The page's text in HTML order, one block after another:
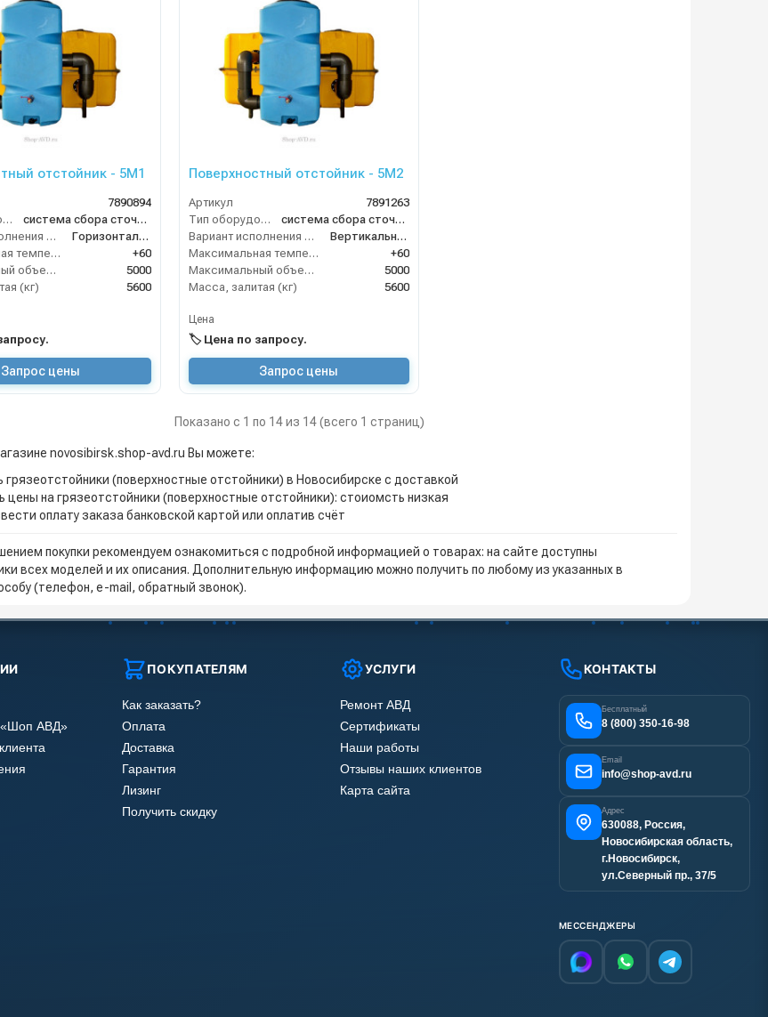
отстойник - 5М1
7890894
Тип оборудования
система сбора сточных вод
Вариант исполнения сооружения
Горизонтальное
Максимальная температура жидкости (°C)
+60
Максимальный объем (л)
5000
(кг)
5600
Запрос цены
Поверхностный отстойник - 5М2
Артикул
7891263
Тип оборудования
система сбора сточных вод
Вариант исполнения сооружения
Вертикальное
Максимальная температура жидкости (°C)
+60
Максимальный объем (л)
5000
Масса, залитая (кг)
5600
Цена
🏷️ Цена по запросу.
Запрос цены
Показано с 1 по 14 из 14 (всего 1 страниц)
novosibirsk.shop-avd.ru Вы можете:
грязеотстойники (поверхностные отстойники) в Новосибирске с доставкой
цены на грязеотстойники (поверхностные отстойники): стоиомсть низкая
оплату заказа банковской картой или оплатив счёт
покупки рекомендуем ознакомиться с подробной информацией о товарах: на сайте доступны
всех моделей и их описания. Дополнительную информацию можно получить по любому из указанных в
(телефон, e-mail, обратный звонок).
«Шоп АВД»
ПОКУПАТЕЛЯМ
Как заказать?
Оплата
Доставка
Гарантия
Лизинг
Получить скидку
УСЛУГИ
Ремонт АВД
Сертификаты
Наши работы
Отзывы наших клиентов
Карта сайта
КОНТАКТЫ
Бесплатный
8 (800) 350-16-98
Email
info@shop-avd.ru
Адрес
630088, Россия,
Новосибирская область,
г.Новосибирск,
ул.Северный пр., 37/5
МЕССЕНДЖЕРЫ